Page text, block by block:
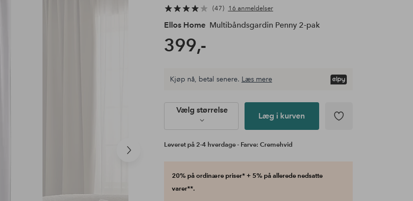
Næste
47 16 anmeldelser
Ellos Home Multibåndsgardin Penny 2-pak
399,-
Kjøp nå, betal senere. Læs mere
Vælg størrelse
Læg i kurven
Leveret på 2-4 hverdage - Farve: Cremehvid
20% på ordinære priser* + 5% på allerede nedsatte
varer**.